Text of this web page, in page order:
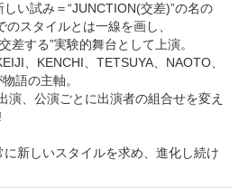
しい試み＝“JUNCTION(交差)”の名の
のスタイルとは一線を画し、
差する”実験的舞台として上演。
、KENCHI、TETSUYA、NAOTO、
語の主軸。
演、公演ごとに出演者の組合せを変え
に新しいスタイルを求め、進化し続け